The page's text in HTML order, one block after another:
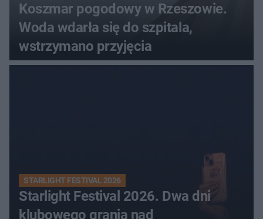
Koszmar pogodowy w Rzeszowie.
Woda wdarła się do szpitala,
wstrzymano przyjęcia
STARLIGHT FESTIVAL 2026
Starlight Festival 2026. Dwa dni
klubowego grania nad